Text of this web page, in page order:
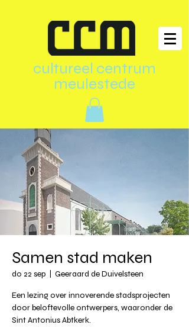
cultureel centrum
meulestede
Samen stad maken
do 22 sep Geeraard de Duivelsteen
Een lezing over innoverende stadsprojecten
door beloftevolle ontwerpers, waaronder de
Sint Antonius Abtkerk.